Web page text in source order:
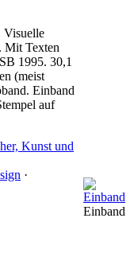
Visuelle
Mit Texten
1995. 30,1
(meist
Einband
auf
Kunst und
·
Einband